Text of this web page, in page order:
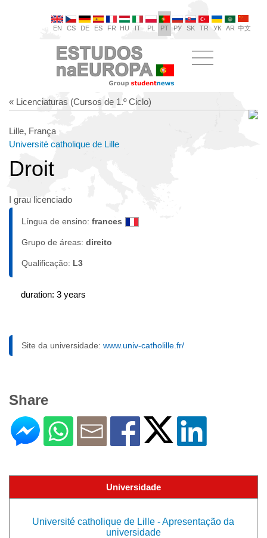
EN CS DE ES FR HU IT PL PT РУ SK TR УК AR 中文
« Licenciaturas (Cursos de 1.º Ciclo)
Lille, França
Université catholique de Lille
Droit
I grau licenciado
Língua de ensino: frances
Grupo de áreas: direito
Qualificação: L3
duration: 3 years
Site da universidade: www.univ-catholille.fr/
Share
Universidade
Université catholique de Lille - Apresentação da
universidade